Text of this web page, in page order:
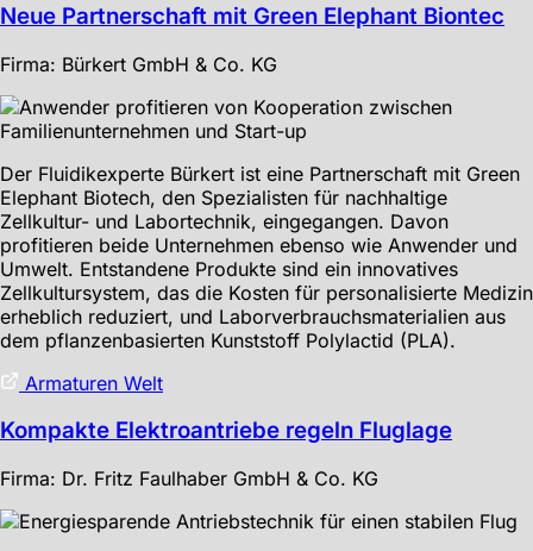
Neue Partnerschaft mit Green Elephant Biontec
Firma: Bürkert GmbH & Co. KG
Der Fluidikexperte Bürkert ist eine Partnerschaft mit Green
Elephant Biotech, den Spezialisten für nachhaltige
Zellkultur- und Labortechnik, eingegangen. Davon
profitieren beide Unternehmen ebenso wie Anwender und
Umwelt. Entstandene Produkte sind ein innovatives
Zellkultursystem, das die Kosten für personalisierte Medizin
erheblich reduziert, und Laborverbrauchsmaterialien aus
dem pflanzenbasierten Kunststoff Polylactid (PLA).
Armaturen Welt
Kompakte Elektroantriebe regeln Fluglage
Firma: Dr. Fritz Faulhaber GmbH & Co. KG